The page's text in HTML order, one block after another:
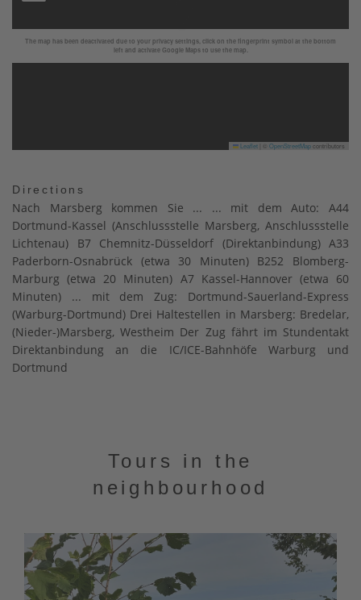
The map has been deactivated due to your privacy settings, click on the fingerprint symbol at the bottom
left and activate Google Maps to use the map.
Leaflet OpenStreetMapcontributors
Directions
Nach Marsberg kommen Sie ... ... mit dem Auto: A44
Dortmund-Kassel (Anschlussstelle Marsberg, Anschlussstelle
Lichtenau) B7 Chemnitz-Düsseldorf (Direktanbindung) A33
Paderborn-Osnabrück (etwa 30 Minuten) B252 Blomberg-
Marburg (etwa 20 Minuten) A7 Kassel-Hannover (etwa 60
Minuten) ... mit dem Zug: Dortmund-Sauerland-Express
(Warburg-Dortmund) Drei Haltestellen in Marsberg: Bredelar,
(Nieder-)Marsberg, Westheim Der Zug fährt im Stundentakt
Direktanbindung an die IC/ICE-Bahnhöfe Warburg und
Dortmund
Tours in the
neighbourhood